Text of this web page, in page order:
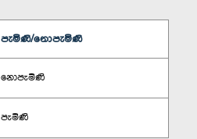
පැමිණි/නොපැමිණි
නොපැමිණි
පැමිණි